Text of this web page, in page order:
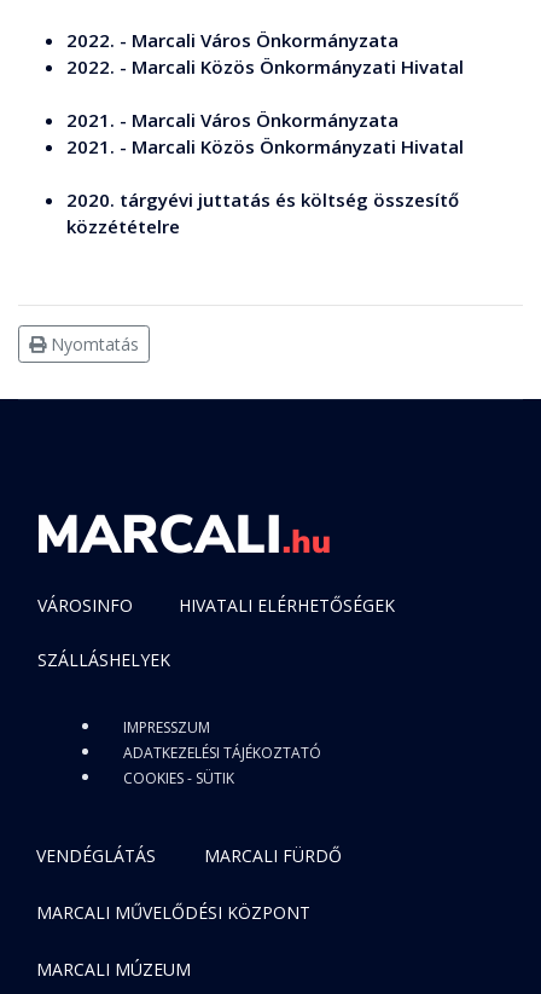
2022. - Marcali Város Önkormányzata
2022. - Marcali Közös Önkormányzati Hivatal
2021. - Marcali Város Önkormányzata
2021. - Marcali Közös Önkormányzati Hivatal
2020. tárgyévi juttatás és költség összesítő
közzétételre
Nyomtatás
VÁROSINFO HIVATALI ELÉRHETŐSÉGEK
SZÁLLÁSHELYEK
IMPRESSZUM
ADATKEZELÉSI TÁJÉKOZTATÓ
COOKIES - SÜTIK
VENDÉGLÁTÁS MARCALI FÜRDŐ
MARCALI MŰVELŐDÉSI KÖZPONT
MARCALI MÚZEUM